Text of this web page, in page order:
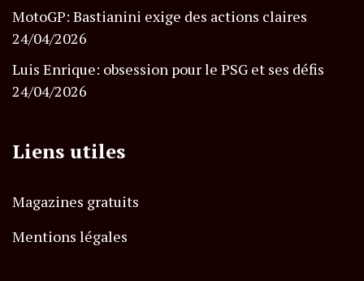
MotoGP: Bastianini exige des actions claires
24/04/2026
Luis Enrique: obsession pour le PSG et ses défis
24/04/2026
Liens utiles
Magazines gratuits
Mentions légales